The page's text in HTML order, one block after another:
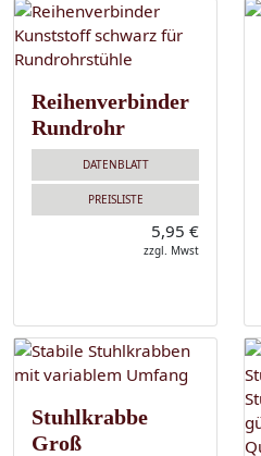
Reihenverbinder
Rundrohr
DATENBLATT
PREISLISTE
5,95 €
zzgl. Mwst
Stuhlkrabbe
Groß